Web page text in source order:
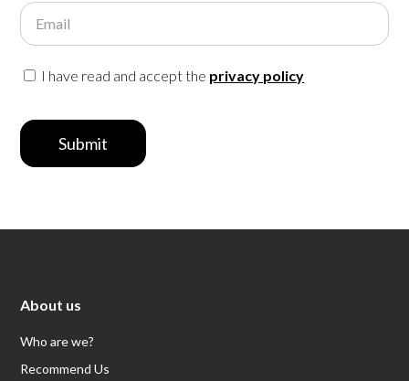
Email
I have read and accept the privacy policy
Submit
About us
Who are we?
Recommend Us